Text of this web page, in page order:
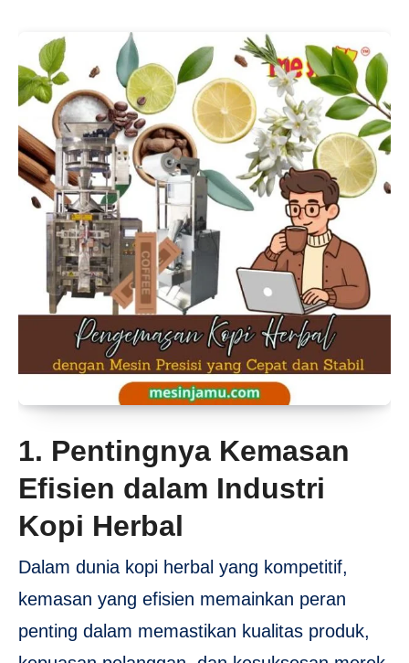
1. Pentingnya Kemasan
Efisien dalam Industri
Kopi Herbal
Dalam dunia kopi herbal yang kompetitif,
kemasan yang efisien memainkan peran
penting dalam memastikan kualitas produk,